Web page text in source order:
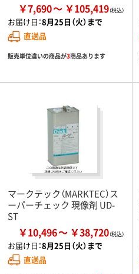
￥7,690 ￥105,419
お届け日：8月25日（火）まで
直送品
販売単位違いの商品が3商品あります
マークテック（MARKTEC）ス
ーパーチェック 現像剤 UD-
ST
￥10,496 ￥38,720
お届け日：8月25日（火）まで
直送品